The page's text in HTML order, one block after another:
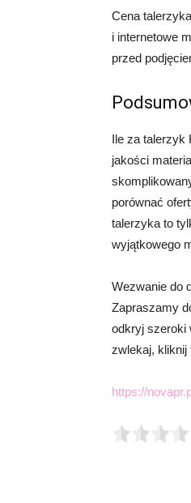
Cena
i internetowe
przed
Ile za talerzyk
jakości
porównać
talerzyka to
wyjątkowego
Wezwanie do
Zapraszamy
odkryj szeroki
zwlekaj, kliknij
https://